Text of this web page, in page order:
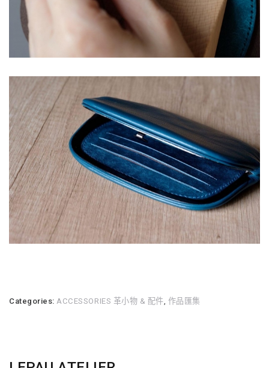
Categories:ACCESSORIES 革小物 & 配件, 作品匯集